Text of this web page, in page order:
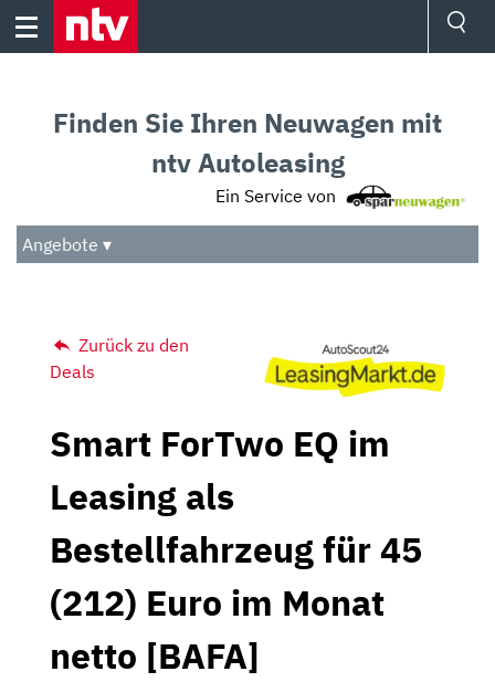
Skip
Audio
Das Beste
Finden Sie Ihren Neuwagen mit
ntv Autoleasing
Ein Service von
Angebote ▾
Zurück zu den
Deals
Smart ForTwo EQ im
Leasing als
Bestellfahrzeug für 45
(212) Euro im Monat
netto [BAFA]